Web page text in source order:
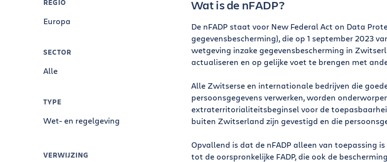
REGIO
Europa
SECTOR
Alle
TYPE
Wet- en regelgeving
VERWIJZING
Wat is de nFADP?
De nFADP staat voor New Federal Act on Data
gegevensbescherming), die op 1 september 2023
wetgeving inzake gegevensbescherming in
actualiseren en op gelijke voet te brengen met
Alle Zwitserse en internationale bedrijven die
persoonsgegevens verwerken, worden
extraterritorialiteitsbeginsel voor de
buiten Zwitserland zijn gevestigd en die
Opvallend is dat de nFADP alleen van toepassing
tot de oorspronkelijke FADP, die ook de